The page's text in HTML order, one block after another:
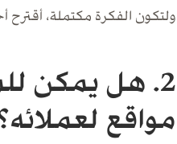
ولتكون الفكرة مكتملة،
2. هل يمكن
مواقع